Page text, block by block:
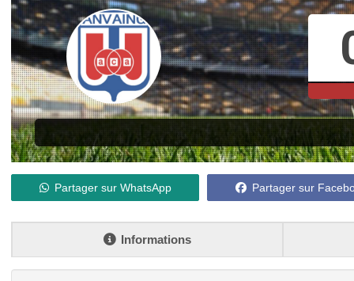
Partager sur WhatsApp Partager sur
Informations